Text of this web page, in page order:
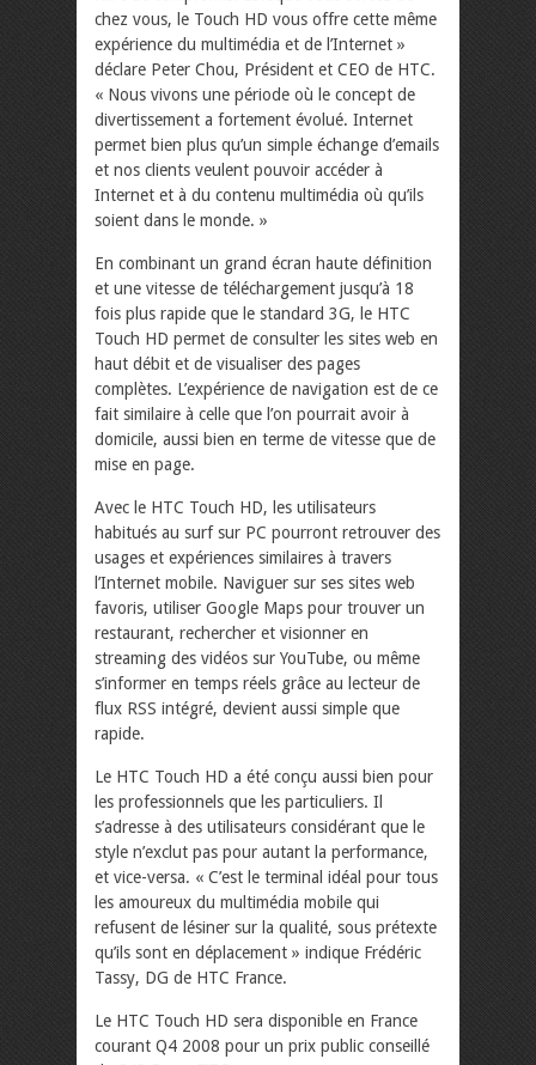
chez vous, le Touch HD vous offre cette même
expérience du multimédia et de l’Internet »
déclare Peter Chou, Président et CEO de HTC.
« Nous vivons une période où le concept de
divertissement a fortement évolué. Internet
permet bien plus qu’un simple échange d’emails
et nos clients veulent pouvoir accéder à
Internet et à du contenu multimédia où qu’ils
soient dans le monde. »
En combinant un grand écran haute définition
et une vitesse de téléchargement jusqu’à 18
fois plus rapide que le standard 3G, le HTC
Touch HD permet de consulter les sites web en
haut débit et de visualiser des pages
complètes. L’expérience de navigation est de ce
fait similaire à celle que l’on pourrait avoir à
domicile, aussi bien en terme de vitesse que de
mise en page.
Avec le HTC Touch HD, les utilisateurs
habitués au surf sur PC pourront retrouver des
usages et expériences similaires à travers
l’Internet mobile. Naviguer sur ses sites web
favoris, utiliser Google Maps pour trouver un
restaurant, rechercher et visionner en
streaming des vidéos sur YouTube, ou même
s’informer en temps réels grâce au lecteur de
flux RSS intégré, devient aussi simple que
rapide.
Le HTC Touch HD a été conçu aussi bien pour
les professionnels que les particuliers. Il
s’adresse à des utilisateurs considérant que le
style n’exclut pas pour autant la performance,
et vice-versa. « C’est le terminal idéal pour tous
les amoureux du multimédia mobile qui
refusent de lésiner sur la qualité, sous prétexte
qu’ils sont en déplacement » indique Frédéric
Tassy, DG de HTC France.
Le HTC Touch HD sera disponible en France
courant Q4 2008 pour un prix public conseillé